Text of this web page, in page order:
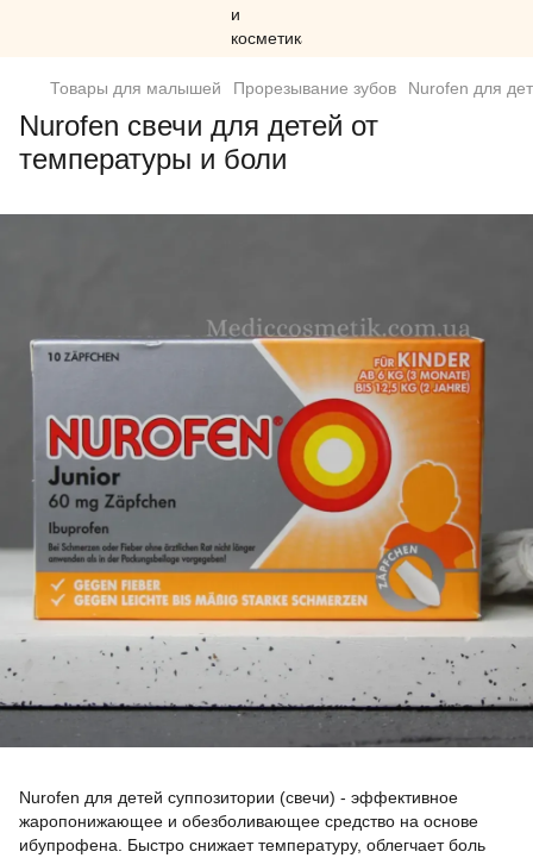
Товары для малышей Прорезывание зубов Nurofen для
Nurofen свечи для детей от
температуры и боли
Nurofen для детей суппозитории (свечи) - эффективное
жаропонижающее и обезболивающее средство на основе
ибупрофена. Быстро снижает температуру, облегчает боль